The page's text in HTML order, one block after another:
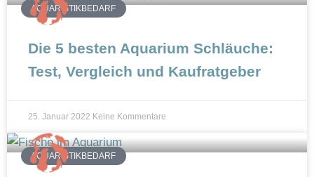
g
AQUARISTIKBEDARF
Die 5 besten Aquarium Schläuche:
Test, Vergleich und Kaufratgeber
25. Januar 2022 Keine Kommentare
AQUARISTIKBEDARF